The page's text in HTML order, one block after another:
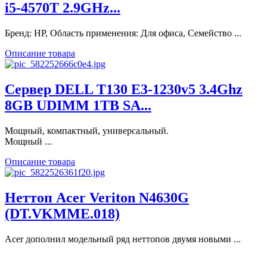
i5-4570T 2.9GHz...
Бренд: HP, Область применения: Для офиса, Семейство ...
Описание товара
Сервер DELL T130 E3-1230v5 3.4Ghz
8GB UDIMM 1TB SA...
Мощный, компактный, универсальный.
Мощный ...
Описание товара
Неттоп Acer Veriton N4630G
(DT.VKMME.018)
Acer дополнил модельный ряд неттопов двумя новыми ...